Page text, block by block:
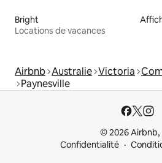
Bright
Locations de vacances
Airbnb Australie Victoria
Paynesville
© 2026 Airbnb,
Confidentialité